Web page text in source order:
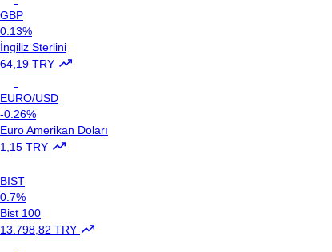
GBP
0.13%
İngiliz Sterlini
64,19 TRY
EURO/USD
-0.26%
Euro Amerikan Doları
1,15 TRY
BIST
0.7%
Bist 100
13.798,82 TRY